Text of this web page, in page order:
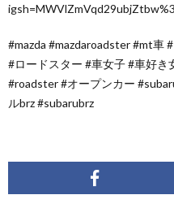
#mazda #mazdaroadster #mt車
#ロードスター #車女子 #車好
#roadster #オープンカー
ルbrz #subarubrz